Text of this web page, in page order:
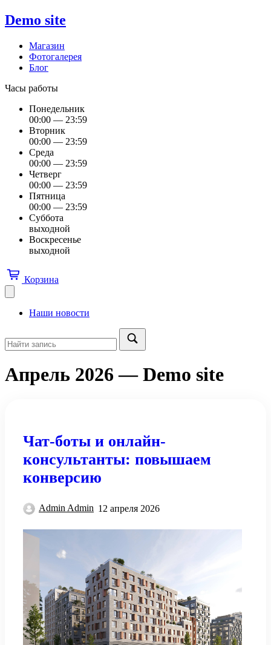
Demo site
Магазин
Фотогалерея
Блог
Часы работы
Понедельник
00:00 — 23:59
Вторник
00:00 — 23:59
Среда
00:00 — 23:59
Четверг
00:00 — 23:59
Пятница
00:00 — 23:59
Суббота
выходной
Воскресенье
выходной
Корзина
Наши новости
Апрель 2026 — Demo site
Чат-боты и онлайн-
консультанты: повышаем
конверсию
Admin Admin 12 апреля 2026